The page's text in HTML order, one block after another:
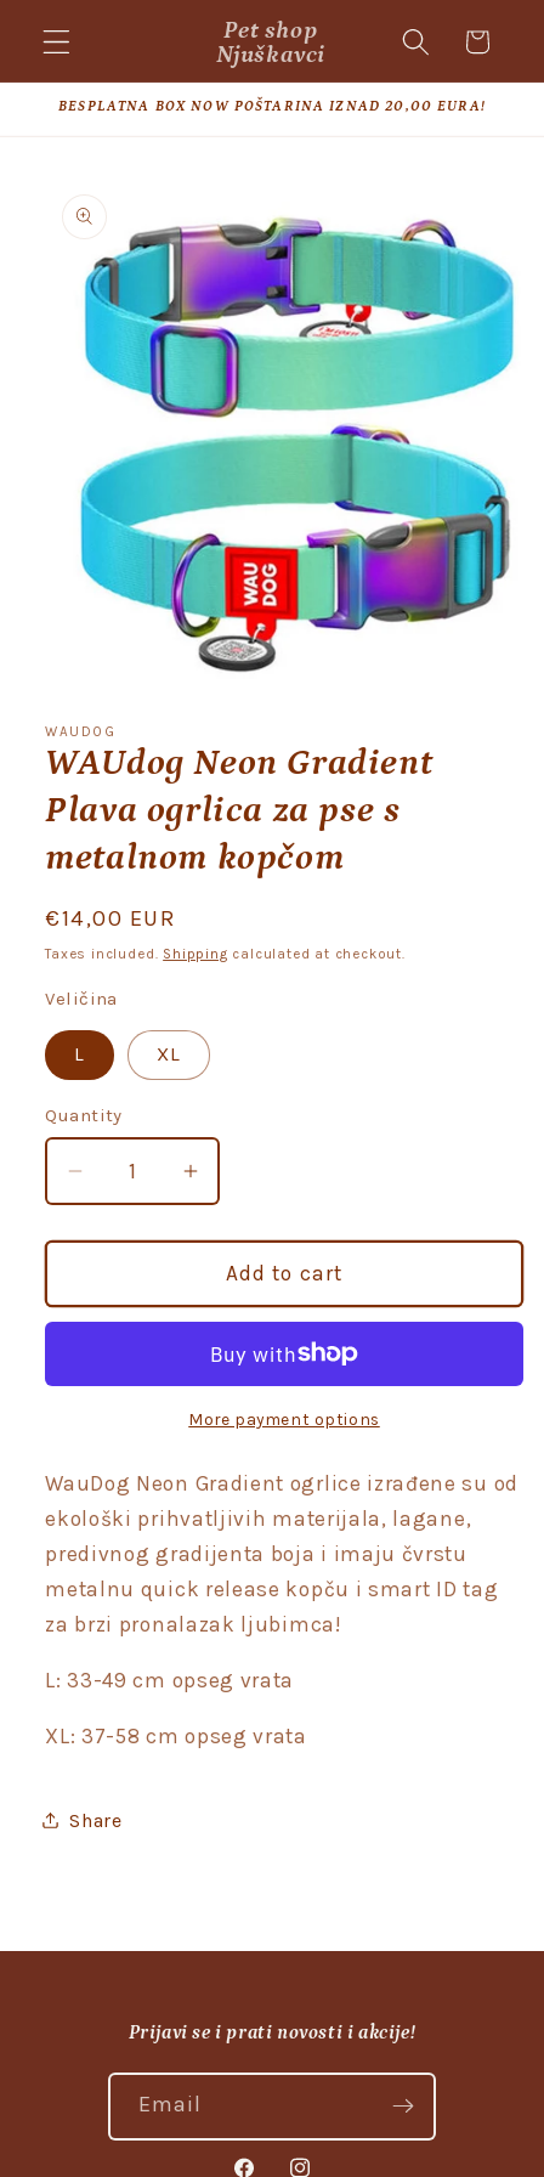
content
Pet shop
Njuškavci
Cart
BESPLATNA BOX NOW POŠTARINA IZNAD 20,00 EURA!
product
information
1
in
modal
WAUDOG
WAUdog Neon Gradient
Plava ogrlica za pse s
metalnom kopčom
Regular
price
€14,00 EUR
Taxes included. Shipping calculated at checkout.
Veličina
L XL
Quantity
Quantity
Decrease
quantity
for
Neon
Gradient
ogrlica
s
metalnom
kopčom
Increase
quantity
for
WAUdog
Neon
Gradient
Plava
ogrlica
za
s
metalnom
kopčom
Add to cart
More payment options
WauDog Neon Gradient ogrlice izrađene su od
ekološki prihvatljivih materijala, lagane,
predivnog gradijenta boja i imaju čvrstu
metalnu quick release kopču i smart ID tag
za brzi pronalazak ljubimca!
L: 33-49 cm opseg vrata
XL: 37-58 cm opseg vrata
Share
Prijavi se i prati novosti i akcije!
Email